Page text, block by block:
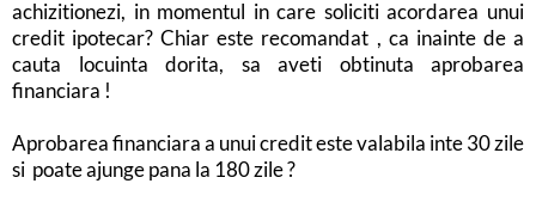
achizitionezi, in momentul in care soliciti acordarea unui
credit ipotecar? Chiar este recomandat , ca inainte de a
cauta locuinta dorita, sa aveti obtinuta aprobarea
financiara !
Aprobarea financiara a unui credit este valabila inte 30 zile
si poate ajunge pana la 180 zile ?